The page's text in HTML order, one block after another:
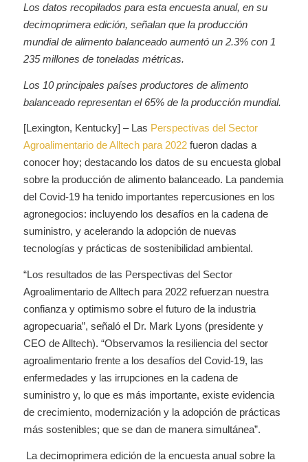
Los datos recopilados para esta encuesta anual, en su
decimoprimera edición, señalan que la producción
mundial de alimento balanceado aumentó un 2.3% con 1
235 millones de toneladas métricas.
Los 10 principales países productores de alimento
balanceado representan el 65% de la producción mundial.
[Lexington, Kentucky] – Las Perspectivas del Sector
Agroalimentario de Alltech para 2022fueron dadas a
conocer hoy; destacando los datos de su encuesta global
sobre la producción de alimento balanceado. La pandemia
del Covid-19 ha tenido importantes repercusiones en los
agronegocios: incluyendo los desafíos en la cadena de
suministro, y acelerando la adopción de nuevas
tecnologías y prácticas de sostenibilidad ambiental.
“Los resultados de las Perspectivas del Sector
Agroalimentario de Alltech para 2022 refuerzan nuestra
confianza y optimismo sobre el futuro de la industria
agropecuaria”, señaló el Dr. Mark Lyons (presidente y
CEO de Alltech). “Observamos la resiliencia del sector
agroalimentario frente a los desafíos del Covid-19, las
enfermedades y las irrupciones en la cadena de
suministro y, lo que es más importante, existe evidencia
de crecimiento, modernización y la adopción de prácticas
más sostenibles; que se dan de manera simultánea”.
La decimoprimera edición de la encuesta anual sobre la